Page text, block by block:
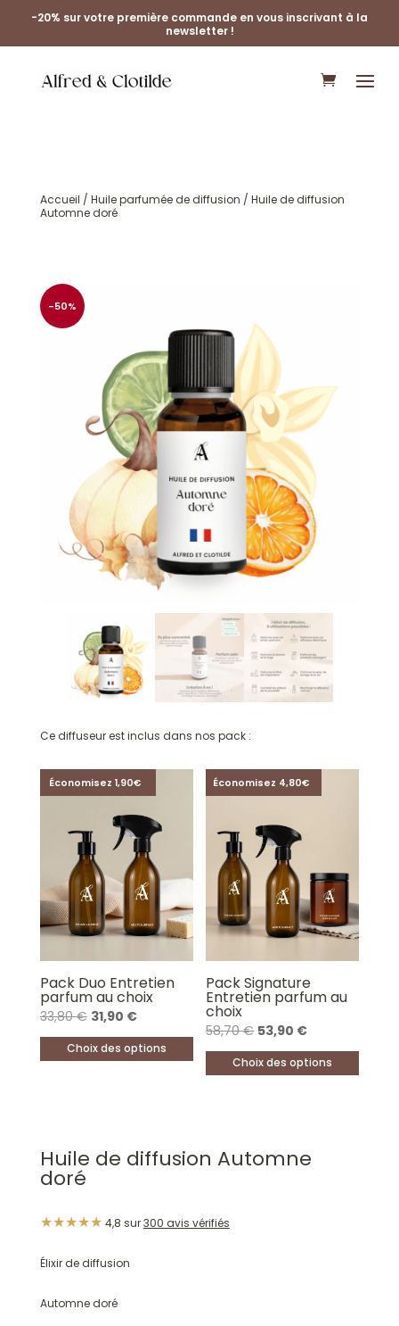
-20% sur votre première commande en vous inscrivant à la
newsletter !
Accueil / Huile parfumée de diffusion / Huile de diffusion
Automne doré
-50%
Ce diffuseur est inclus dans nos pack :
Économisez 1,90€
Pack Duo Entretien
parfum au choix
33,80€ Le
prix
initial
31,90 €Le
prix
actuel
Choix des options
variations.
Les
être
sur
Économisez 4,80€
Pack Signature
Entretien parfum au
choix
58,70€ Le
prix
initial
53,90 €Le
prix
actuel
Choix des options
plusieurs
options
Huile de diffusion Automne
doré
★★★★★ 4,8 sur300 avis vérifiés
Élixir de diffusion
Automne doré